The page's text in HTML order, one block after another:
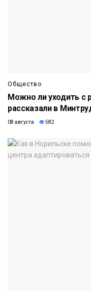
Общество
Можно ли уходить с
рассказали в
08 августа 582